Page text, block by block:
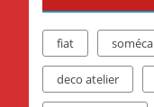
fiat soméca
deco atelier